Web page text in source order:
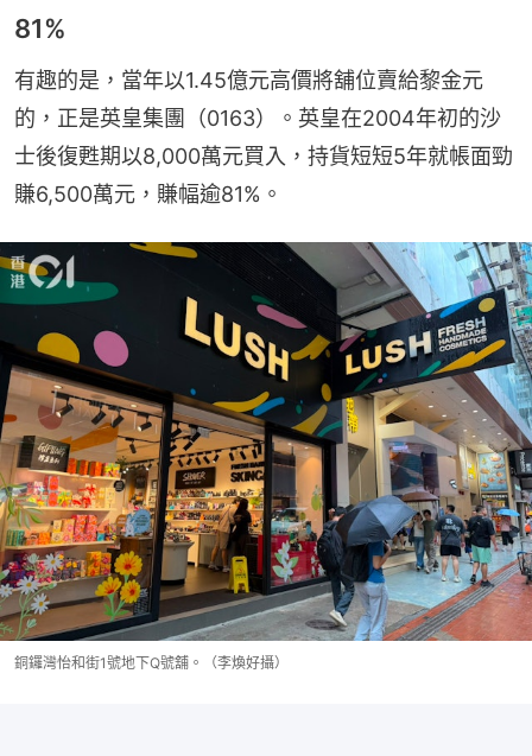
81%
有趣的是，當年以1.45億元高價將舖位賣給黎金元
的，正是英皇集團（0163）。英皇在2004年初的沙
士後復甦期以8,000萬元買入，持貨短短5年就帳面勁
賺6,500萬元，賺幅逾81%。
銅鑼灣怡和街1號地下Q號舖。（李煥好攝）